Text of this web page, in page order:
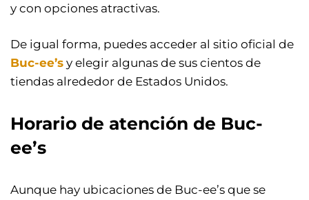
y con opciones atractivas.
De igual forma, puedes acceder al sitio oficial de
Buc-ee’s y elegir algunas de sus cientos de
tiendas alrededor de Estados Unidos.
Horario de atención de Buc-
ee’s
Aunque hay ubicaciones de Buc-ee’s que se